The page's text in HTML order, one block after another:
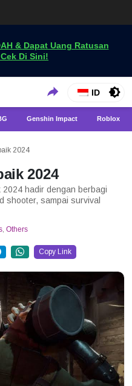
& Dapat Uang Ratusan
Di Sini!
News
Games Terbaru Hanya di VCGamers
ID
Genshin Impact Roblox
2024
2024
hadir dengan berbagi
shooter, sampai survival
, Others
Copy Link